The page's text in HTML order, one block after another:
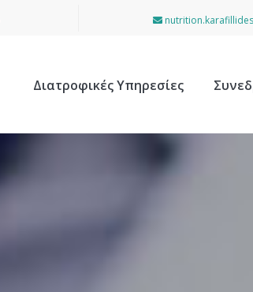
Διατροφικές Υπηρεσίες